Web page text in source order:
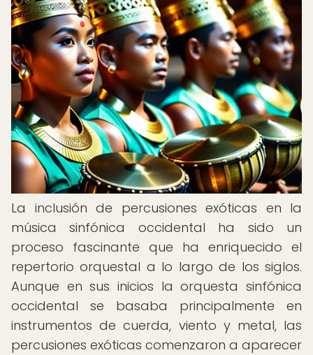
La inclusión de percusiones exóticas en la
música sinfónica occidental ha sido un
proceso fascinante que ha enriquecido el
repertorio orquestal a lo largo de los siglos.
Aunque en sus inicios la orquesta sinfónica
occidental se basaba principalmente en
instrumentos de cuerda, viento y metal, las
percusiones exóticas comenzaron a aparecer